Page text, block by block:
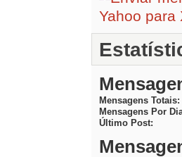
Mensagens Totais
Mensagens Por
Último Post